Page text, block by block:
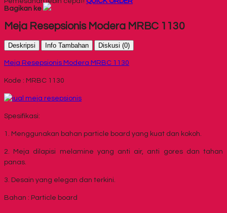
Bagikan ke
Meja Resepsionis Modera MRBC 1130
Deskripsi Info Tambahan Diskusi (0)
Meja Resepsionis Modera MRBC 1130
Kode : MRBC 1130
Spesifikasi:
1. Menggunakan bahan particle board yang kuat dan kokoh.
2. Meja dilapisi melamine yang anti air, anti gores dan tahan
panas.
3. Desain yang elegan dan terkini.
Bahan : Particle board